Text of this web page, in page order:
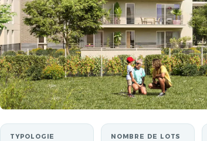
TYPOLOGIE NOMBRE DE LOTS